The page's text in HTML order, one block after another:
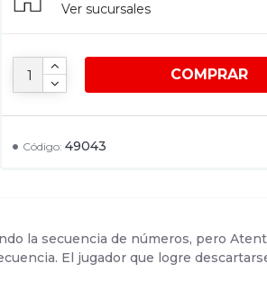
Código: 49043
COMPRAR
Ver sucursales
la secuencia de números, pero
El jugador que logre